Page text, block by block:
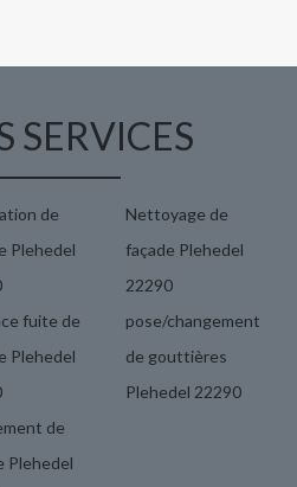
SERVICES
de
Plehedel
fuite de
Plehedel
de
Plehedel
Nettoyage de
façade Plehedel
22290
pose/changement
de gouttières
Plehedel 22290